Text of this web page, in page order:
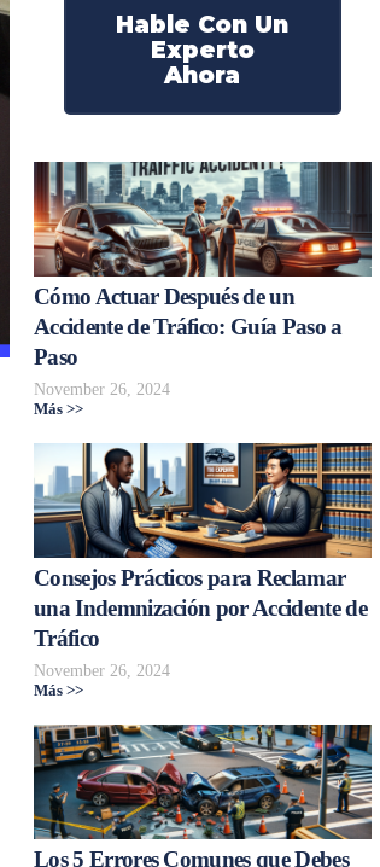
Hable Con Un
Experto
Ahora
Cómo Actuar Después de un
Accidente de Tráfico: Guía Paso a
Paso
November 26, 2024
Más >>
Consejos Prácticos para Reclamar
una Indemnización por Accidente de
Tráfico
November 26, 2024
Más >>
Los 5 Errores Comunes que Debes